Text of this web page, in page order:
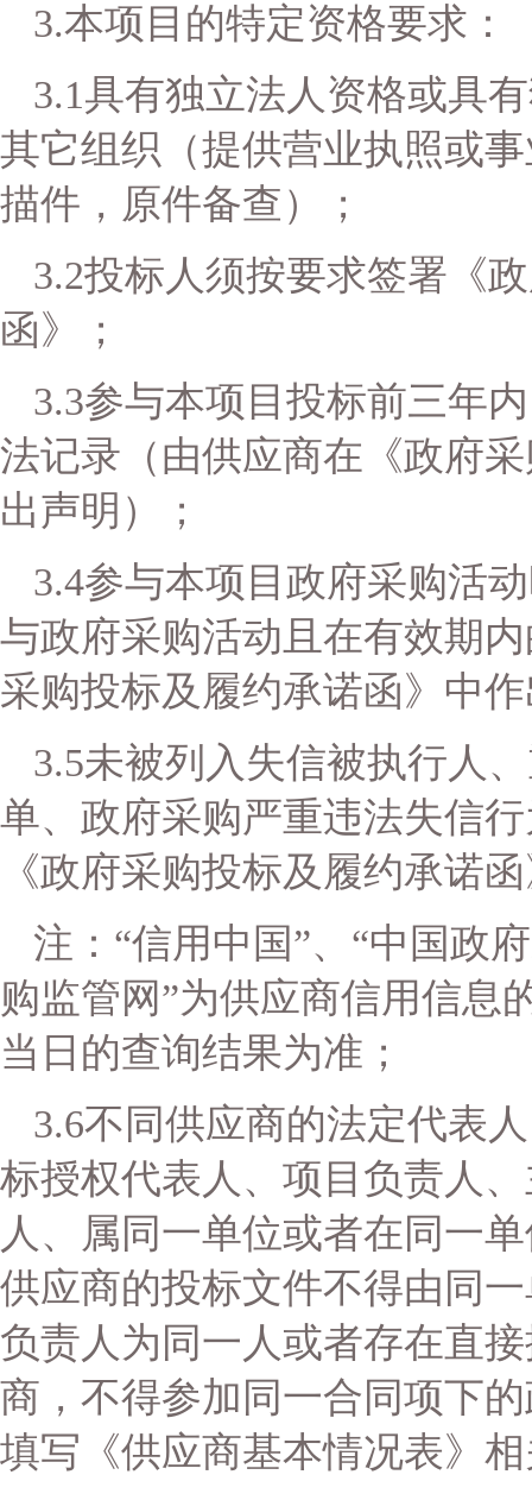
3.本项目的特定资格要求：
3.1具有独立法人资格或具
其它组织（提供营业执照或
描件，原件备查）；
3.2投标人须按要求签署《
函》；
3.3参与本项目投标前三年
法记录（由供应商在《政府
出声明）；
3.4参与本项目政府采购活
与政府采购活动且在有效期
采购投标及履约承诺函》中
3.5未被列入失信被执行人
单、政府采购严重违法失信
《政府采购投标及履约承诺
注： “信用中国”、“中国政
购监管网”为供应商信用信息
当日的查询结果为准；
3.6不同供应商的法定代表
标授权代表人、项目负责人
人、属同一单位或者在同一
供应商的投标文件不得由同
负责人为同一人或者存在直
商，不得参加同一合同项下
填写《供应商基本情况表》